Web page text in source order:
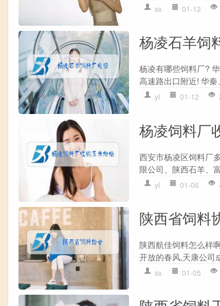
sx 01-12
杨凌石羊饲
杨凌有哪些饲料厂?
高速路出口附近! 华
yl 01-12
杨凌饲料厂
西安市杨凌区饲料厂
限公司、陕西石羊、
yl 01-06
陕西省饲料
陕西航佳饲料怎么样
开放的春风,天康公司
sx 01-05